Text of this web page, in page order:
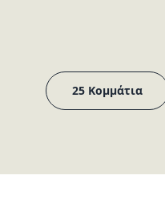
25 Κομμάτια